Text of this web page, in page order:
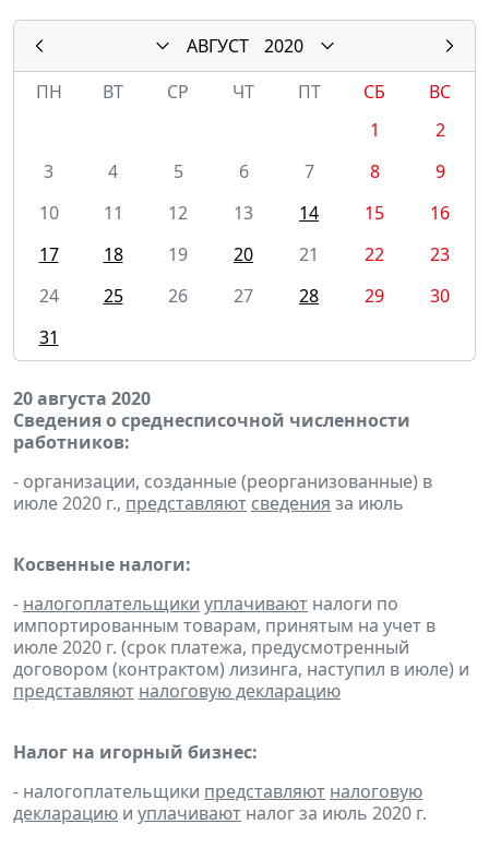
АВГУСТ
2020
ПН
ВТ СР ЧТ ПТ СБ
ВС
1
2
3
4 5 6 7 8
9
10
11 12 13 14 15
16
17
18 19 20 21 22
23
24
25 26 27 28 29
30
31
20 августа 2020
Сведения о среднесписочной численности
работников:
- организации, созданные (реорганизованные) в
июле 2020 г., представляют сведения за июль
Косвенные налоги:
- налогоплательщики уплачивают налоги по
импортированным товарам, принятым на учет в
июле 2020 г. (срок платежа, предусмотренный
договором (контрактом) лизинга, наступил в июле) и
представляют налоговую декларацию
Налог на игорный бизнес:
- налогоплательщики представляют налоговую
декларацию и уплачивают налог за июль 2020 г.